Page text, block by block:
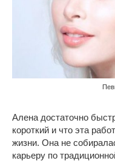
Алена достаточно
короткий и что эта
жизни. Она не
карьеру по